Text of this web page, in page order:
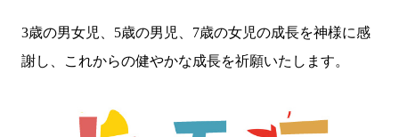
3歳の男女児、5歳の男児、7歳の女児の成長を神様に感
謝し、これからの健やかな成長を祈願いたします。